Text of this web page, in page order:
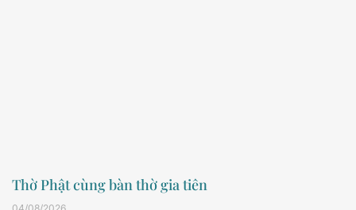
Thờ Phật cùng bàn thờ gia tiên